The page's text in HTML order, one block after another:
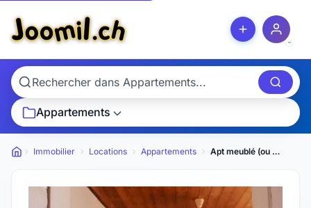
Appartements
Petites annonces
Immobilier Locations Appartements Apt meublé (ou sans meubles) avec jardin à louer